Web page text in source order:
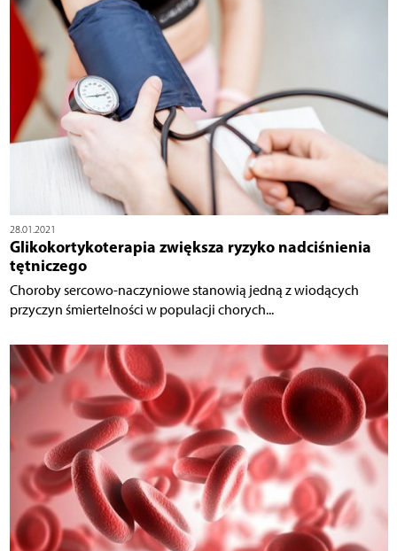
28.01.2021
Glikokortykoterapia zwiększa ryzyko nadciśnienia
tętniczego
Choroby sercowo-naczyniowe stanowią jedną z wiodących
przyczyn śmiertelności w populacji chorych...